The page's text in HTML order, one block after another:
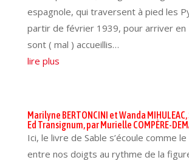
espagnole, qui traversent à pied les
partir de février 1939, pour arriver en
sont ( mal ) accueillis…
lire plus
Marilyne BERTONCINI et Wanda
Ed Transignum, par Murielle COMPÈRE-
Ici, le livre de Sable s’écoule comme
entre nos doigts au rythme de la